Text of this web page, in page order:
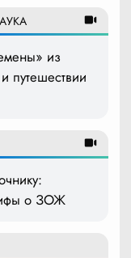
из
путешествии
о ЗОЖ